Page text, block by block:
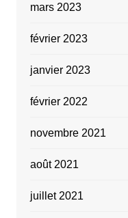
mars 2023
février 2023
janvier 2023
février 2022
novembre 2021
août 2021
juillet 2021